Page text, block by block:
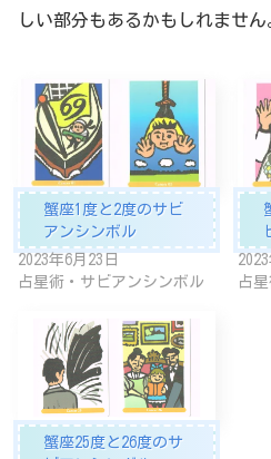
しい部分もあるかもしれません
蟹座1度と2度のサビ
アンシンボル
2023年6月23日
占星術・サビアンシンボル
占
蟹座25度と26度のサ